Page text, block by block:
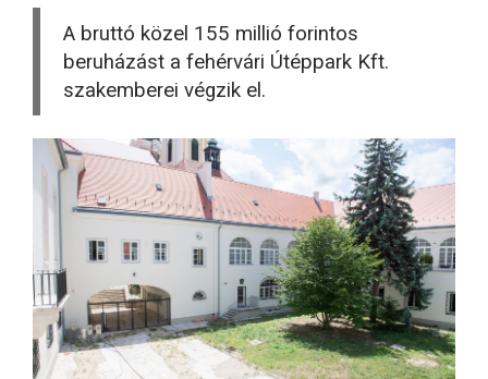
A bruttó közel 155 millió forintos
beruházást a fehérvári Útéppark Kft.
szakemberei végzik el.